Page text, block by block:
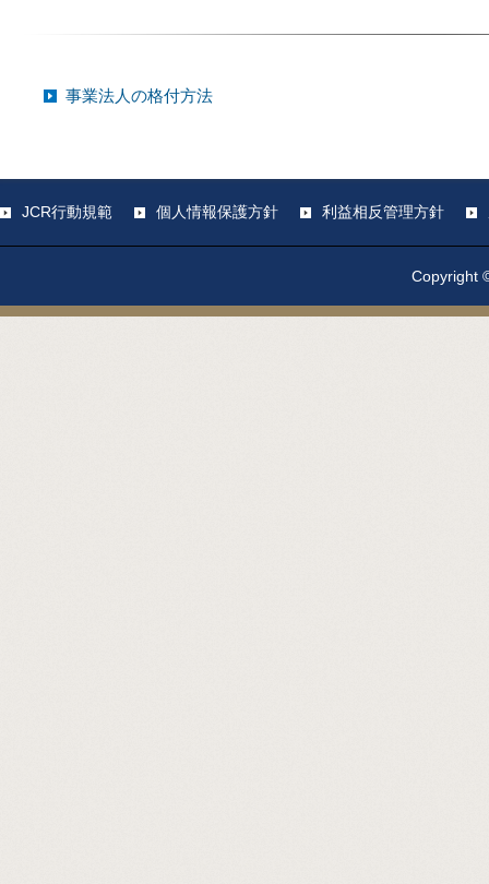
事業法人の格付方法
JCR行動規範 個人情報保護方針 利益相反管理方針
Copyright